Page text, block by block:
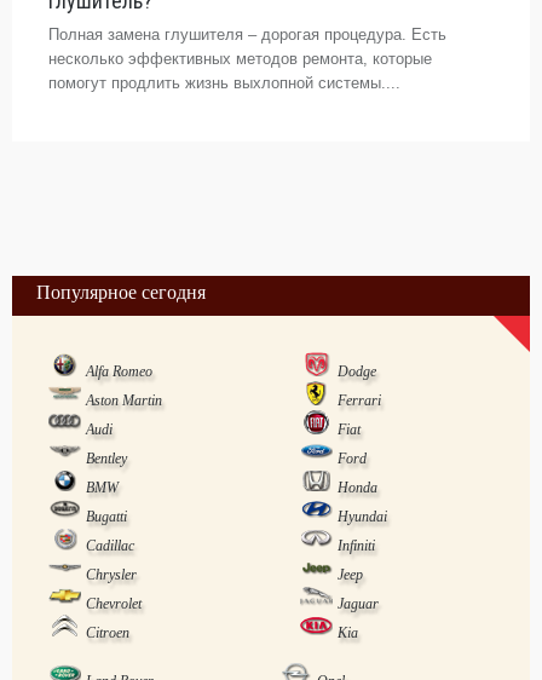
Полная замена глушителя – дорогая процедура. Есть
несколько эффективных методов ремонта, которые
помогут продлить жизнь выхлопной системы....
Популярное сегодня
Alfa Romeo
Dodge
Aston Martin
Ferrari
Audi
Fiat
Bentley
Ford
BMW
Honda
Bugatti
Hyundai
Cadillac
Infiniti
Chrysler
Jeep
Chevrolet
Jaguar
Citroen
Kia